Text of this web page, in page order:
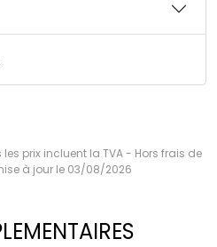
prix incluent la TVA - Hors frais de
à jour le 03/08/2026